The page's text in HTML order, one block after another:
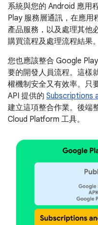
系統與您的 Android 應用
Play 服務層通訊，在應用
產品服務，以及處理其他
購買流程及處理流程結果。
您也應該整合 Google
要的開發人員流程。這樣
權機制安全又有效率。只
API 提供的 Subscriptions
建立這項整合作業。後端
Cloud Platform 工具。